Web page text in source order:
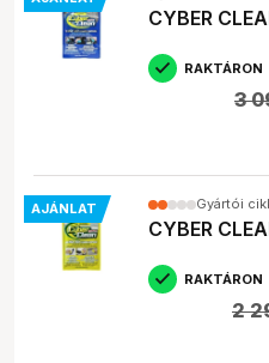
CYBER
RAKTÁRON
3
AJÁNLAT Gyártói
CYBER
RAKTÁRON
2